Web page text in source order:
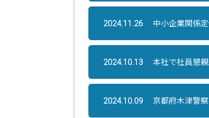
2024.11.26 中小企業関係
2024.10.13 本社で社員懇
2024.10.09 京都府木津警